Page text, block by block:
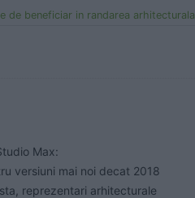
de beneficiar in randarea arhitecturala
Max:
versiuni mai noi decat 2018
reprezentari arhitecturale